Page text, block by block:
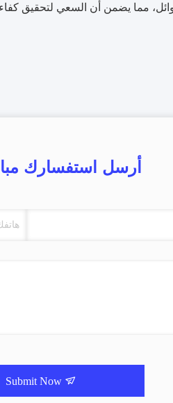
مما يضمن أن السعي لتحقيق
أرسل استفسارك
Submit Now